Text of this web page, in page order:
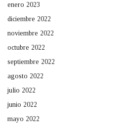
enero 2023
diciembre 2022
noviembre 2022
octubre 2022
septiembre 2022
agosto 2022
julio 2022
junio 2022
mayo 2022